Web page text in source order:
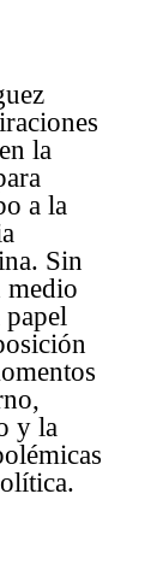
la
a la
Sin
medio
y la